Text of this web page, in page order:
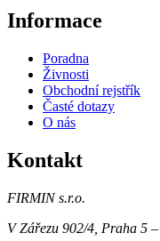
Informace
Poradna
Živnosti
Obchodní rejstřík
Časté dotazy
O nás
Kontakt
FIRMIN s.r.o.
V Zářezu 902/4 Praha 5